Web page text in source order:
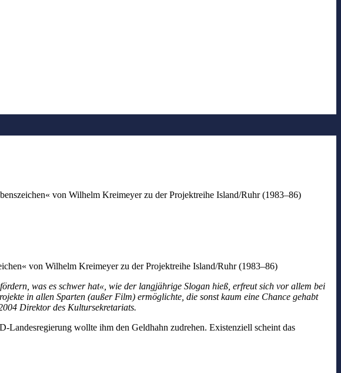
von Wilhelm Kreimeyer zu der Projektreihe Island/Ruhr (1983–86)
von Wilhelm Kreimeyer zu der Projektreihe Island/Ruhr (1983–86)
was es schwer hat«, wie der langjährige Slogan hieß, erfreut sich vor allem bei
in allen Sparten (außer Film) ermöglichte, die sonst kaum eine Chance gehabt
Direktor des Kultursekretariats.
Landesregierung wollte ihm den Geldhahn zudrehen. Existenziell scheint das